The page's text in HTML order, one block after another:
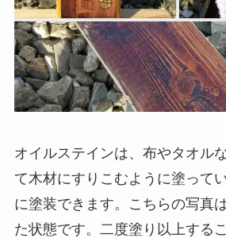
オイルステインは、布やタオル
て木材にすりこむように塗って
に塗装できます。こちらの写真
た状態です。二度塗り以上する